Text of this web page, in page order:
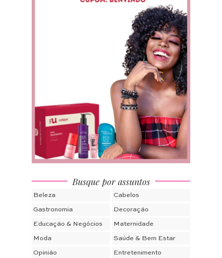
Busque por assuntos
Beleza Cabelos
Gastronomia Decoração
Educação & Negócios Maternidade
Moda Saúde & Bem Estar
Opinião Entretenimento